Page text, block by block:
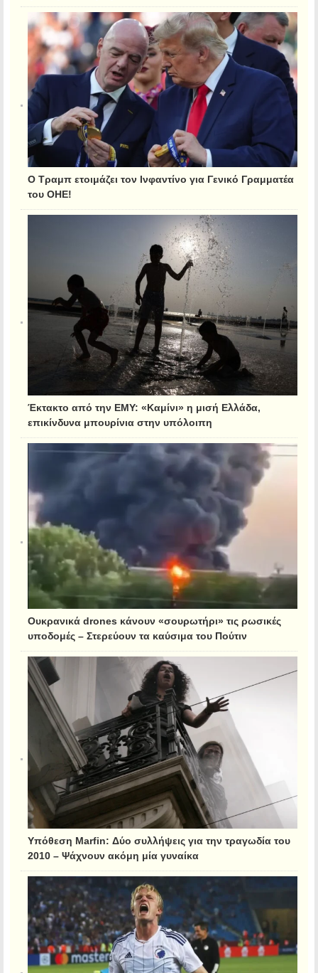
Ο Τραμπ ετοιμάζει τον Ινφαντίνο για Γενικό Γραμματέα
του ΟΗΕ!
Έκτακτο από την ΕΜΥ: «Καμίνι» η μισή Ελλάδα,
επικίνδυνα μπουρίνια στην υπόλοιπη
Ουκρανικά drones κάνουν «σουρωτήρι» τις ρωσικές
υποδομές – Στερεύουν τα καύσιμα του Πούτιν
Υπόθεση Marfin: Δύο συλλήψεις για την τραγωδία του
2010 – Ψάχνουν ακόμη μία γυναίκα